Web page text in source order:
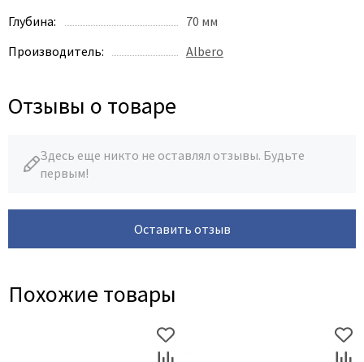
Глубина:
70 мм
Производитель:
Albero
Отзывы о товаре
Здесь еще никто не оставлял отзывы. Будьте
первым!
Оставить отзыв
Похожие товары